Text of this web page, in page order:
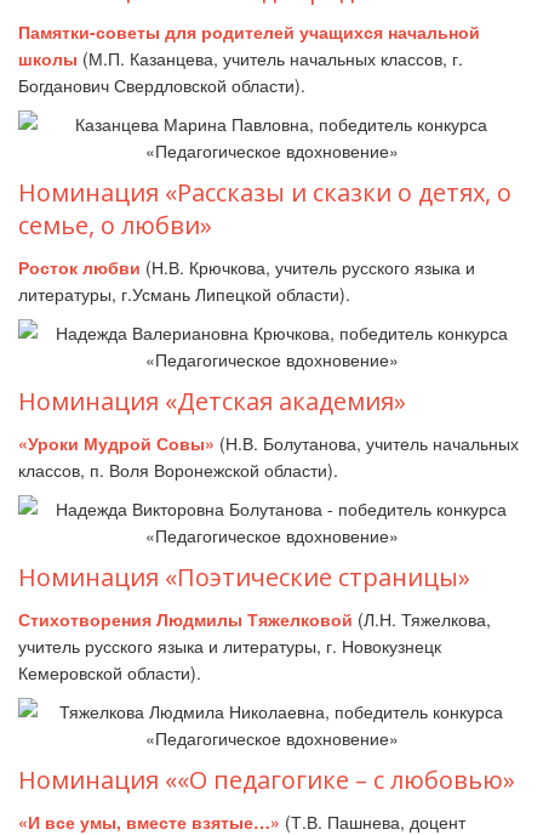
Памятки-советы для родителей учащихся начальной
школы (М.П. Казанцева, учитель начальных классов, г.
Богданович Свердловской области).
Номинация «Рассказы и сказки о детях, о
семье, о любви»
Росток любви (Н.В. Крючкова, учитель русского языка и
литературы, г.Усмань Липецкой области).
Номинация «Детская академия»
«Уроки Мудрой Совы» (Н.В. Болутанова, учитель начальных
классов, п. Воля Воронежской области).
Номинация «Поэтические страницы»
Стихотворения Людмилы Тяжелковой (Л.Н. Тяжелкова,
учитель русского языка и литературы, г. Новокузнецк
Кемеровской области).
Номинация ««О педагогике – с любовью»
«И все умы, вместе взятые…» (Т.В. Пашнева, доцент